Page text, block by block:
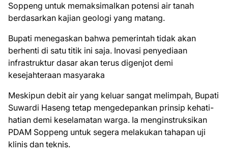
Soppeng untuk memaksimalkan potensi air tanah
berdasarkan kajian geologi yang matang.
Bupati menegaskan bahwa pemerintah tidak akan
berhenti di satu titik ini saja. Inovasi penyediaan
infrastruktur dasar akan terus digenjot demi
kesejahteraan masyaraka
Meskipun debit air yang keluar sangat melimpah, Bupati
Suwardi Haseng tetap mengedepankan prinsip kehati-
hatian demi keselamatan warga. Ia menginstruksikan
PDAM Soppeng untuk segera melakukan tahapan uji
klinis dan teknis.